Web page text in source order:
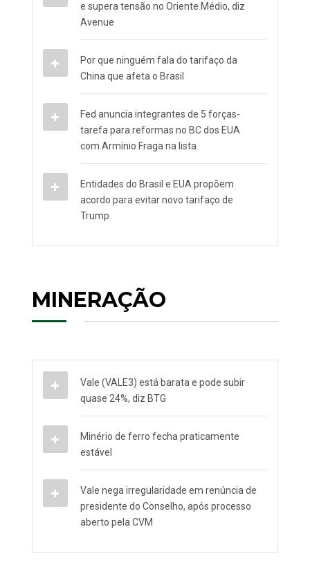
e supera tensão no Oriente Médio, diz
Avenue
Por que ninguém fala do tarifaço da
China que afeta o Brasil
Fed anuncia integrantes de 5 forças-
tarefa para reformas no BC dos EUA
com Armínio Fraga na lista
Entidades do Brasil e EUA propõem
acordo para evitar novo tarifaço de
Trump
MINERAÇÃO
Vale (VALE3) está barata e pode subir
quase 24%, diz BTG
Minério de ferro fecha praticamente
estável
Vale nega irregularidade em renúncia de
presidente do Conselho, após processo
aberto pela CVM